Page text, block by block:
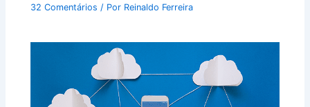
32 Comentários / Por Reinaldo Ferreira